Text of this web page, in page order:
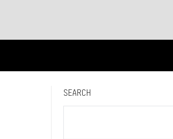
SEARCH